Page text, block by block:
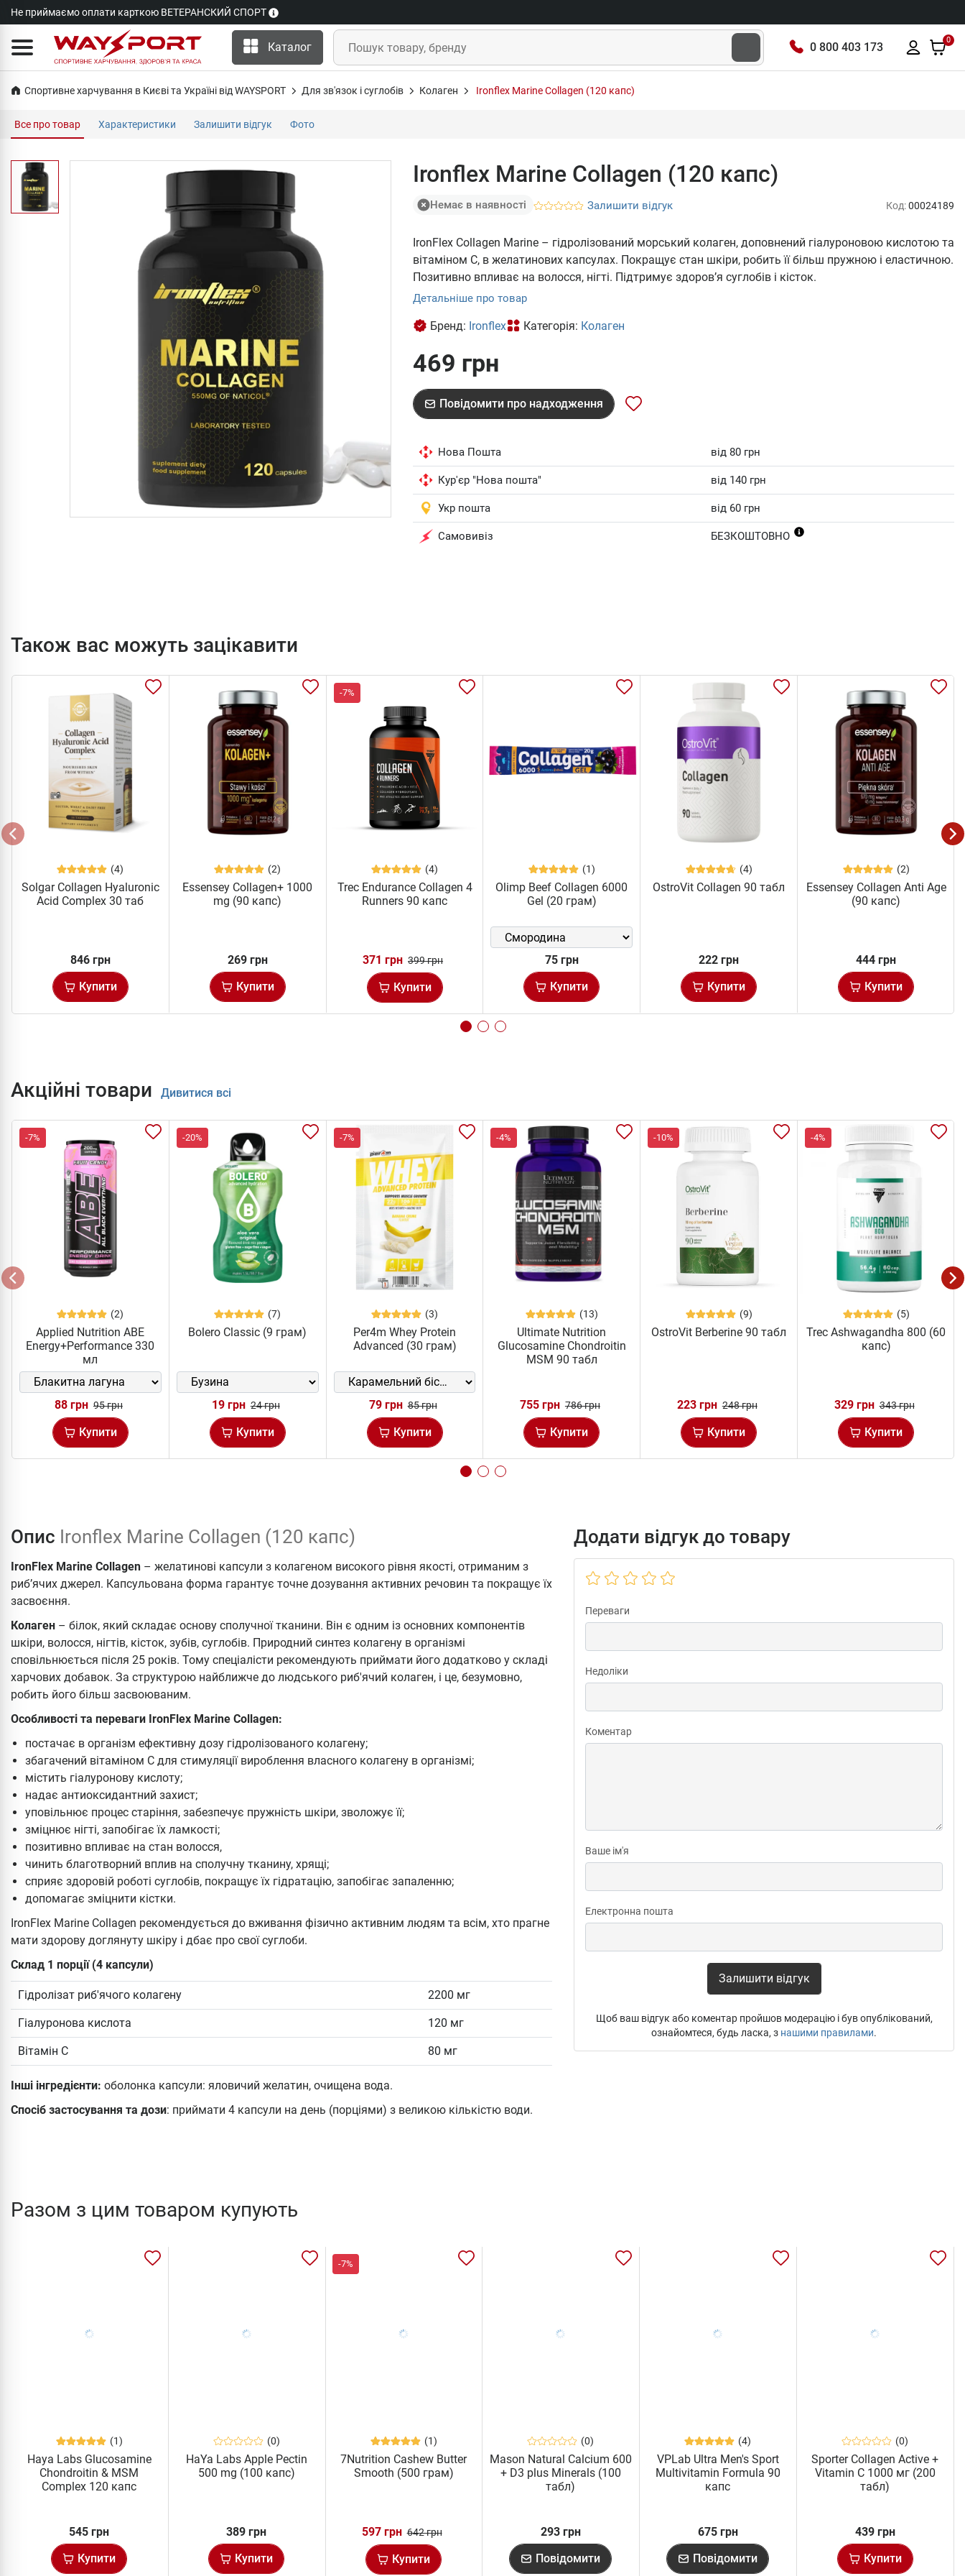
Не приймаємо оплати карткою ВЕТЕРАНСКИЙ СПОРТ
Каталог 0 800 403 173
0
Спортивне харчування в Києві та Україні від WAYSPORT Для зв'язок і суглобів Колаген Ironflex Marine Collagen (120 капс)
Все про товар Характеристики Залишити відгук Фото
Ironflex Marine Collagen (120 капс)
Немає в наявності Залишити відгук Код:00024189
IronFlex Collagen Marine – гідролізований морський колаген, доповнений гіалуроновою кислотою та
вітаміном С, в желатинових капсулах. Покращує стан шкіри, робить її більш пружною і еластичною.
Позитивно впливає на волосся, нігті. Підтримує здоров’я суглобів і кісток.
Детальніше про товар
Бренд: Ironflex Категорія: Колаген
469 грн
Повідомити про надходження
Нова Пошта від 80 грн
Кур'єр "Нова пошта" від 140 грн
Укр пошта від 60 грн
Самовивіз БЕЗКОШТОВНО
Також вас можуть зацікавити
(4)
Solgar Collagen Hyaluronic
Acid Complex 30 таб
846 грн
Купити
(2)
Essensey Collagen+ 1000
mg (90 капс)
269 грн
Купити
-7%
(4)
Trec Endurance Collagen 4
Runners 90 капс
371 грн 399 грн
Купити
(1)
Olimp Beef Collagen 6000
Gel (20 грам)
75 грн
Купити
(4)
OstroVit Collagen 90 табл
222 грн
Купити
(2)
Essensey Collagen Anti Age
(90 капс)
444 грн
Купити
Акційні товари Дивитися всі
-7%
(2)
Applied Nutrition ABE
Energy+Performance 330
мл
88 грн 95 грн
Купити
-20%
(7)
Bolero Classic (9 грам)
19 грн 24 грн
Купити
-7%
(3)
Per4m Whey Protein
Advanced (30 грам)
79 грн 85 грн
Купити
-4%
(13)
Ultimate Nutrition
Glucosamine Chondroitin
MSM 90 табл
755 грн 786 грн
Купити
-10%
(9)
OstroVit Berberine 90 табл
223 грн 248 грн
Купити
-4%
(5)
Trec Ashwagandha 800 (60
капс)
329 грн 343 грн
Купити
Опис Ironflex Marine Collagen (120 капс)
IronFlex Marine Collagen – желатинові капсули з колагеном високого рівня якості, отриманим з
риб’ячих джерел. Капсульована форма гарантує точне дозування активних речовин та покращує їх
засвоєння.
Колаген – білок, який складає основу сполучної тканини. Він є одним із основних компонентів
шкіри, волосся, нігтів, кісток, зубів, суглобів. Природний синтез колагену в організмі
сповільнюється після 25 років. Тому спеціалісти рекомендують приймати його додатково у складі
харчових добавок. За структурою найближче до людського риб'ячий колаген, і це, безумовно,
робить його більш засвоюваним.
Особливості та переваги IronFlex Marine Collagen:
постачає в організм ефективну дозу гідролізованого колагену;
збагачений вітаміном С для стимуляції вироблення власного колагену в організмі;
містить гіалуронову кислоту;
надає антиоксидантний захист;
уповільнює процес старіння, забезпечує пружність шкіри, зволожує її;
зміцнює нігті, запобігає їх ламкості;
позитивно впливає на стан волосся,
чинить благотворний вплив на сполучну тканину, хрящі;
сприяє здоровій роботі суглобів, покращує їх гідратацію, запобігає запаленню;
допомагає зміцнити кістки.
IronFlex Marine Collagen рекомендується до вживання фізично активним людям та всім, хто прагне
мати здорову доглянуту шкіру і дбає про свої суглоби.
Склад 1 порції (4 капсули)
Гідролізат риб'ячого колагену 2200 мг
Гіалуронова кислота 120 мг
Вітамін С 80 мг
Інші інгредієнти: оболонка капсули: яловичий желатин, очищена вода.
Спосіб застосування та дози: приймати 4 капсули на день (порціями) з великою кількістю води.
Додати відгук до товару
Переваги
Недоліки
Коментар
Ваше ім'я
Електронна пошта
Залишити відгук
Щоб ваш відгук або коментар пройшов модерацію і був опублікований,
ознайомтеся, будь ласка, з нашими правилами.
Разом з цим товаром купують
(1)
Haya Labs Glucosamine
Chondroitin & MSM
Complex 120 капс
545 грн
Купити
(0)
HaYa Labs Apple Pectin
500 mg (100 капс)
389 грн
Купити
-7%
(1)
7Nutrition Cashew Butter
Smooth (500 грам)
597 грн 642 грн
Купити
(0)
Mason Natural Calcium 600
+ D3 plus Minerals (100
табл)
293 грн
Повідомити
(4)
VPLab Ultra Men's Sport
Multivitamin Formula 90
капс
675 грн
Повідомити
(0)
Sporter Collagen Active +
Vitamin C 1000 мг (200
табл)
439 грн
Купити